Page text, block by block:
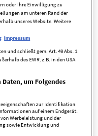
Vereinbarung
oder Ihre Einwilligung zu
am unteren Rand der
unseres Website. Weitere
Impressum
und schließt gem. Art. 49 Abs. 1
des EWR, z.B. in den USA
um Folgendes
zur Identifikation
auf einem Endgerät.
Werbeleistung und der
sowie Entwicklung und